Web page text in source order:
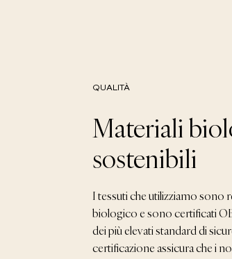
QUALITÀ
Materiali
sostenibili
I tessuti che utilizziamo sono
biologico e sono certificati
dei più elevati standard di
certificazione assicura che i